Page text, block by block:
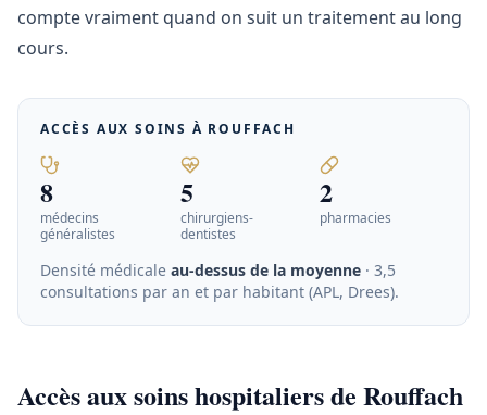
compte vraiment quand on suit un traitement au long
cours.
ACCÈS AUX SOINS À ROUFFACH
8
médecins
généralistes
5
chirurgiens-
dentistes
2
pharmacies
Densité médicale au-dessus de la moyenne · 3,5
consultations par an et par habitant (APL, Drees).
Accès aux soins hospitaliers de Rouffach